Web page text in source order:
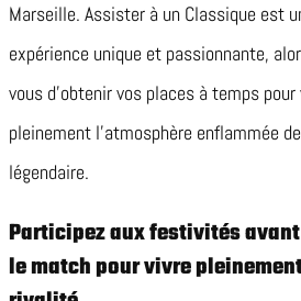
Marseille. Assister à un Classique est
expérience unique et passionnante,
vous d’obtenir vos places à temps pour
pleinement l’atmosphère enflammée
légendaire.
Participez aux festivités
le match pour vivre